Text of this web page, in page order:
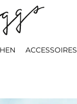
ACCESSOIRES